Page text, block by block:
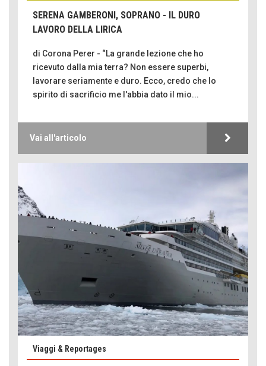
SERENA GAMBERONI, SOPRANO - IL DURO
LAVORO DELLA LIRICA
di Corona Perer - “La grande lezione che ho
ricevuto dalla mia terra? Non essere superbi,
lavorare seriamente e duro. Ecco, credo che lo
spirito di sacrificio me l'abbia dato il mio...
Vai all'articolo
Viaggi & Reportages